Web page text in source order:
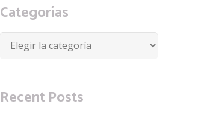
Categorías
Categorías
Recent Posts